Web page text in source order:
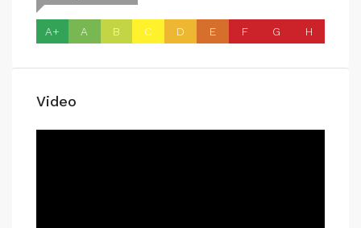
A+ A B C D E F G H
Video